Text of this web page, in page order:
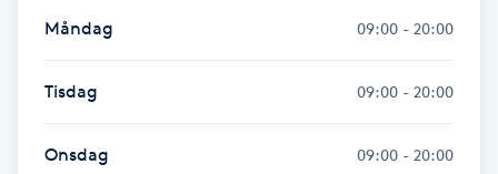
Idrottsmassage
IPL hårborttagning
Måndag 09:00 - 20:00
Tisdag 09:00 - 20:00
Onsdag 09:00 - 20:00